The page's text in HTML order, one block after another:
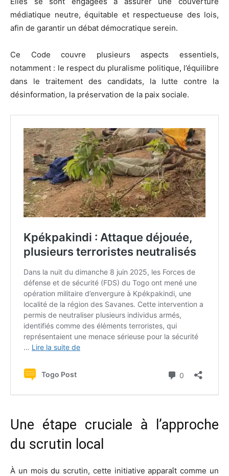
médiatique neutre, équitable et respectueuse des lois,
afin de garantir un débat démocratique serein.
Ce Code couvre plusieurs aspects essentiels,
notamment : le respect du pluralisme politique, l’équilibre
dans le traitement des candidats, la lutte contre la
désinformation, la préservation de la paix sociale.
Une étape cruciale à l’approche
du scrutin local
À un mois du scrutin, cette initiative apparaît comme un